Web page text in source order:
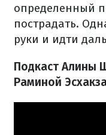
определенный
пострадать.
руки и идти
Подкаст Алины
Раминой